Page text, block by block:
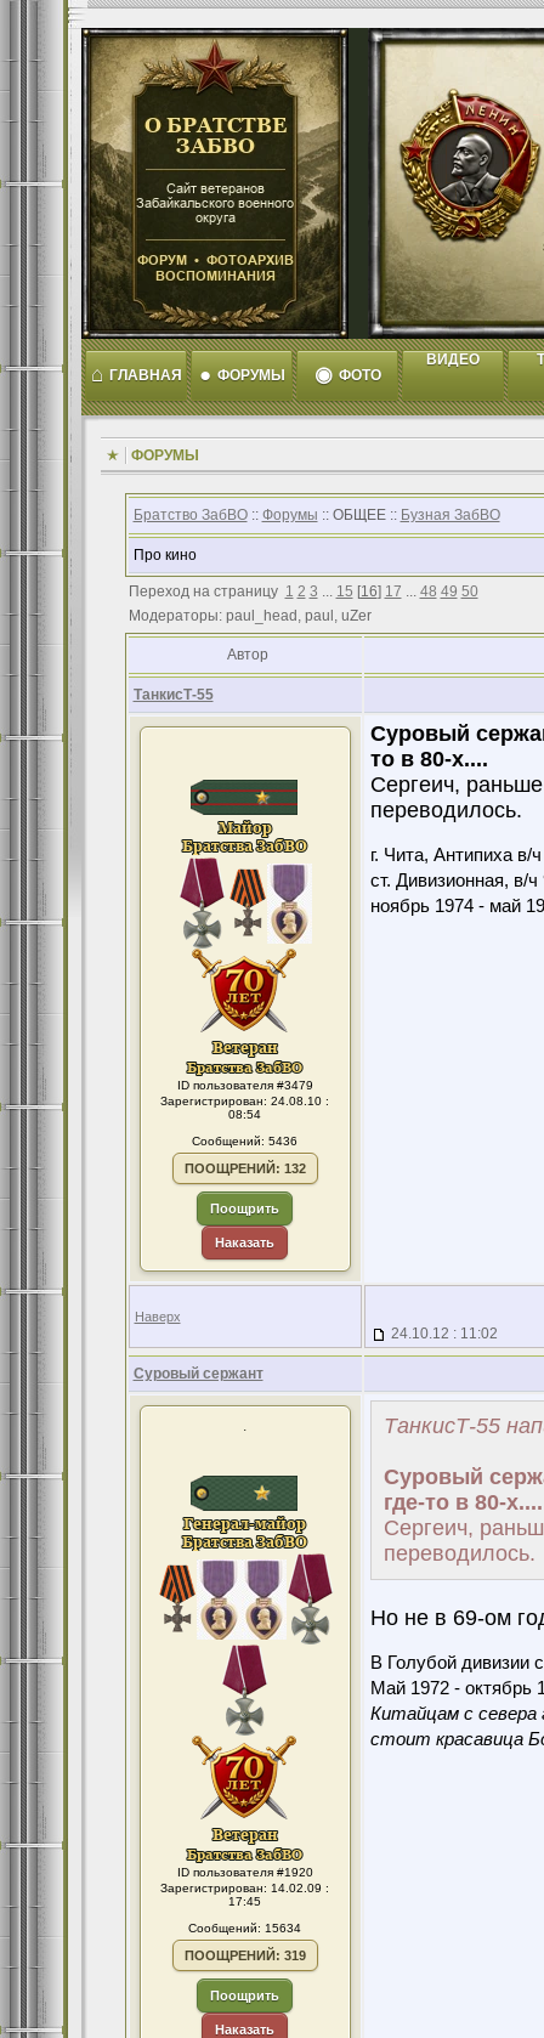
⌂ ГЛАВНАЯ ● ФОРУМЫ ◉ ФОТО
ВИДЕО
ФОРУМЫ
Братство ЗабВО:: Форумы :: ОБЩЕЕ :: Бузная ЗабВО
Про кино
Переход на страницу 1 2 3 ... 15 [16] 17 ... 48 49 50
Модераторы: paul_head, paul, uZer
Автор
ТанкисТ-55
ID пользователя #3479
Зарегистрирован: 24.08.10 :
08:54
Сообщений: 5436
ПООЩРЕНИЙ: 132
Поощрить
Наказать
Суровый
то в 80-х....
Сергеич,
переводилось.
г. Чита, Антипиха в/
ст. Дивизионная, в/ч
ноябрь 1974 - май
Наверх
24.10.12 : 11:02
Суровый сержант
.
ID пользователя #1920
Зарегистрирован: 14.02.09 :
17:45
Сообщений: 15634
ПООЩРЕНИЙ: 319
Поощрить
Наказать
ТанкисТ-55
Суровый
где-то в 80-х....
Сергеич,
переводилось.
Но не в 69-ом
В Голубой дивизии
Май 1972 - октябрь
Китайцам с севера
стоит красавица